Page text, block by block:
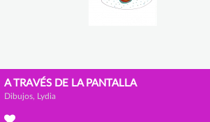
A TRAVÉS DE LA PANTALLA
Dibujos, Lydia